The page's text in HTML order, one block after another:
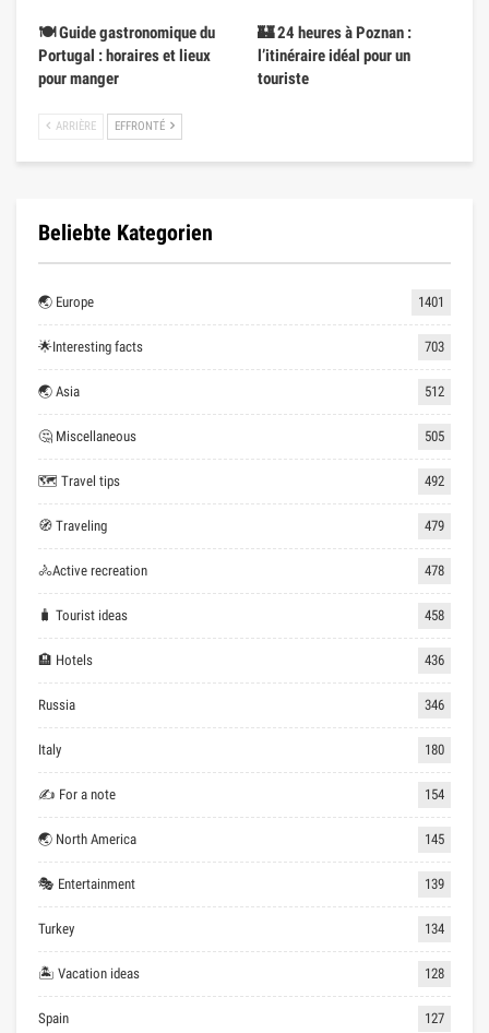
🍽️ Guide gastronomique du
Portugal : horaires et lieux
pour manger
🏰 24 heures à Poznan :
l’itinéraire idéal pour un
touriste
ARRIÈRE EFFRONTÉ
Beliebte Kategorien
🌏 Europe 1401
🌟Interesting facts 703
🌏 Asia 512
🤔 Miscellaneous 505
🗺 Travel tips 492
🧭 Traveling 479
🚴Active recreation 478
🧳 Tourist ideas 458
🏨 Hotels 436
Russia 346
Italy 180
✍ For a note 154
🌏 North America 145
🎭 Entertainment 139
Turkey 134
🏝 Vacation ideas 128
Spain 127